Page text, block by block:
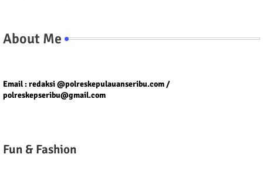
About Me
Email : redaksi @polreskepulauanseribu.com /
polreskepseribu@gmail.com
Fun & Fashion